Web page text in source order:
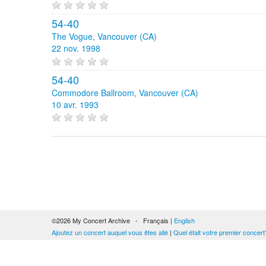
54-40
The Vogue, Vancouver (CA)
22 nov. 1998
54-40
Commodore Ballroom, Vancouver (CA)
10 avr. 1993
©2026 My Concert Archive - Français | English
Ajoutez un concert auquel vous êtes allé | Quel était votre premier